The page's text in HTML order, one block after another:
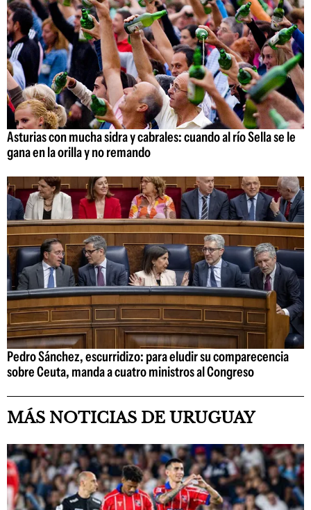
Asturias con mucha sidra y cabrales: cuando al río Sella se le
gana en la orilla y no remando
Pedro Sánchez, escurridizo: para eludir su comparecencia
sobre Ceuta, manda a cuatro ministros al Congreso
MÁS NOTICIAS DE URUGUAY